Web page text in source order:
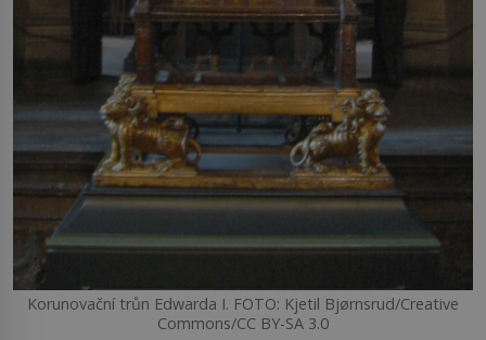
Korunovační trůn Edwarda I. FOTO: Kjetil Bjørnsrud/Creative
Commons/CC BY-SA 3.0